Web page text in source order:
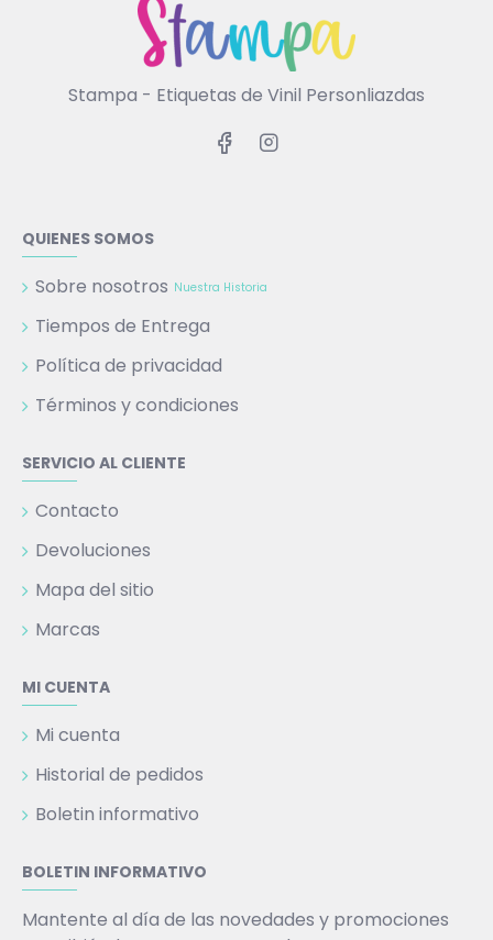
Stampa - Etiquetas de Vinil Personliazdas
QUIENES SOMOS
Sobre nosotros Nuestra Historia
Tiempos de Entrega
Política de privacidad
Términos y condiciones
SERVICIO AL CLIENTE
Contacto
Devoluciones
Mapa del sitio
Marcas
MI CUENTA
Mi cuenta
Historial de pedidos
Boletin informativo
BOLETIN INFORMATIVO
Mantente al día de las novedades y promociones